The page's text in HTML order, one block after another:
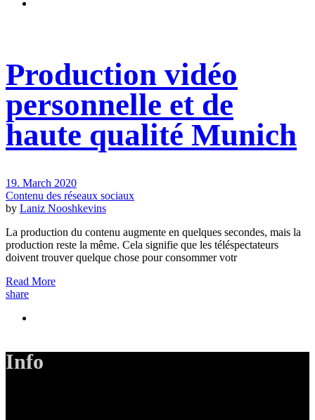
Production vidéo
personnelle et de
haute qualité Munich
19. March 2020
Contenu des réseaux sociaux
by Laniz Nooshkevins
La production du contenu augmente en quelques secondes, mais la
production reste la même. Cela signifie que les téléspectateurs
doivent trouver quelque chose pour consommer votr
Read More
share
Info